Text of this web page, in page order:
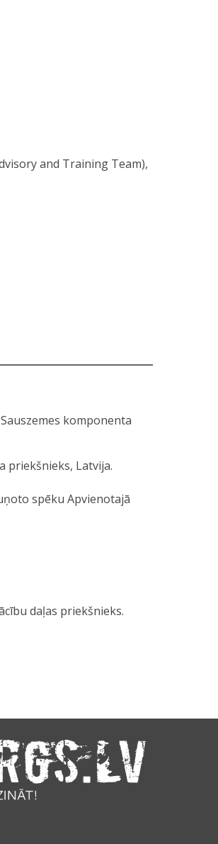
and Training Team),
komponenta
priekšnieks, Latvija.
spēku Apvienotajā
daļas priekšnieks.